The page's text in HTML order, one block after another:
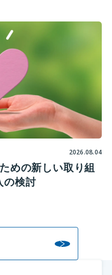
2026.08.04
めの新しい取り組
検討